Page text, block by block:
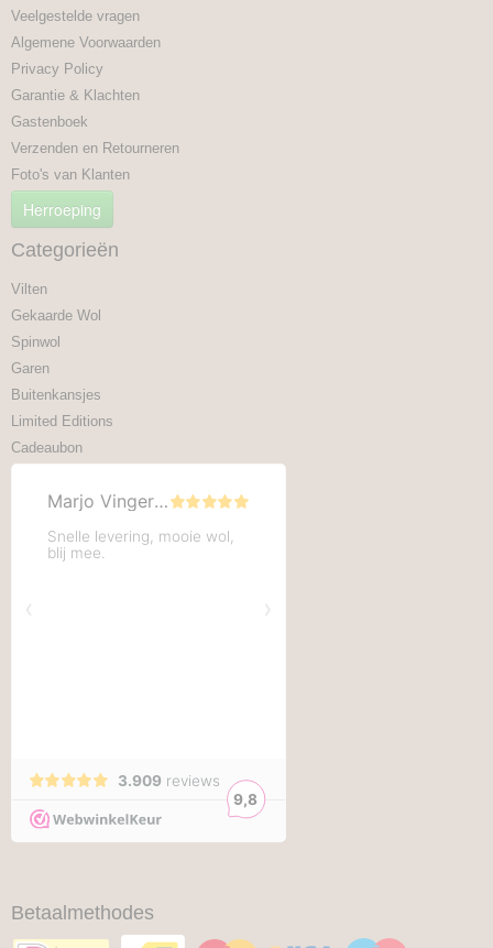
Veelgestelde vragen
Algemene Voorwaarden
Privacy Policy
Garantie & Klachten
Gastenboek
Verzenden en Retourneren
Foto's van Klanten
Herroeping
Categorieën
Vilten
Gekaarde Wol
Spinwol
Garen
Buitenkansjes
Limited Editions
Cadeaubon
Betaalmethodes